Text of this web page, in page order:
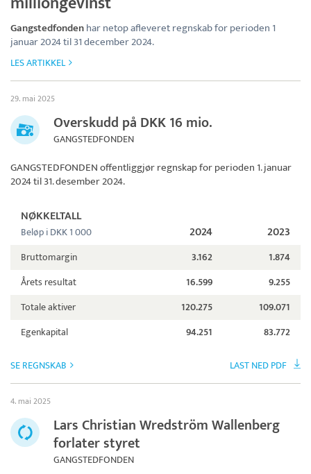
Gangstedfondenhar netop afleveret regnskab for perioden 1
januar 2024 til 31 december 2024.
LES ARTIKKEL
29. mai 2025
Overskudd på DKK 16 mio.
GANGSTEDFONDEN
GANGSTEDFONDENoffentliggjør regnskap for perioden 1. januar
2024 til 31. desember 2024.
NØKKELTALL
Beløp i DKK 1 000 2024 2023
Bruttomargin 3.162
1.874
Årets resultat
16.599
9.255
Totale aktiver
120.275
109.071
Egenkapital
94.251 83.772
SE REGNSKAB LAST NED PDF
4. mai 2025
Lars Christian Wredström Wallenberg
forlater styret
GANGSTEDFONDEN